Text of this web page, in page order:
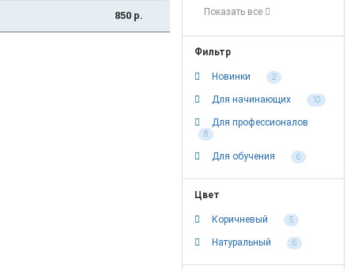
850 р. Показать все
Фильтр
Новинки 2
Для начинающих 10
Для профессионалов
8
Для обучения 6
Цвет
Коричневый 5
Натуральный 6